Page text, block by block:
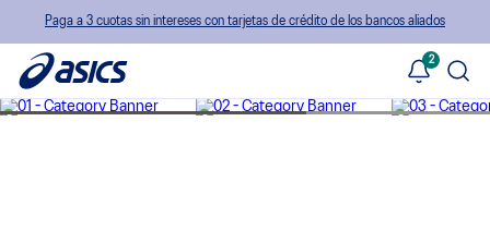
Paga a 3 cuotas sin intereses con tarjetas de crédito de los bancos aliados
2